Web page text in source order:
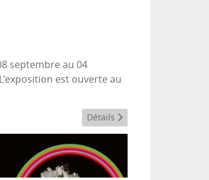
septembre au 04
est ouverte au
Détails